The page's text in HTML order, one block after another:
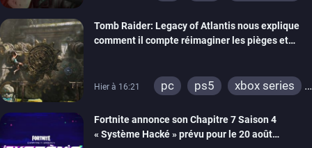
Tomb Raider: Legacy of Atlantis nous explique
comment il compte réimaginer les pièges et
Hier à 16:21 pc ps5
xbox series
Fortnite annonce son Chapitre 7 Saison 4
« Système Hacké » prévu pour le 20 août